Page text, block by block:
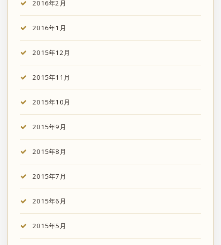
2016年2月
2016年1月
2015年12月
2015年11月
2015年10月
2015年9月
2015年8月
2015年7月
2015年6月
2015年5月